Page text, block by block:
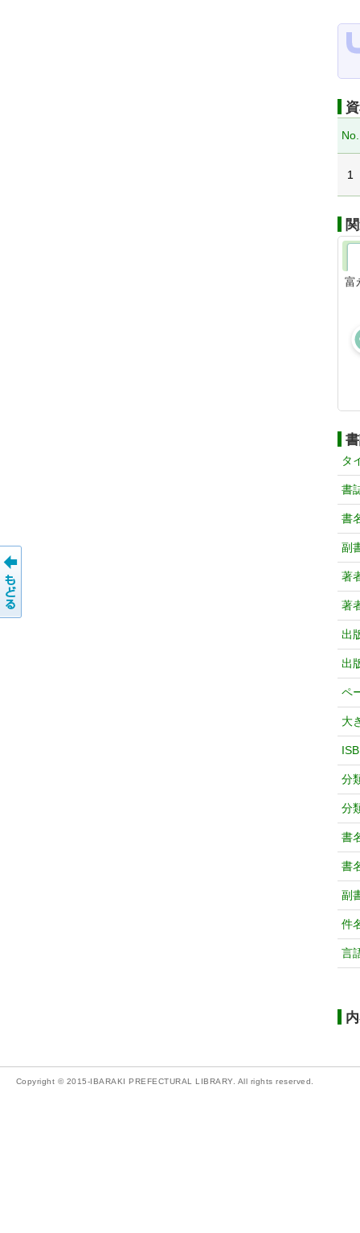
No.
1
富
タ
書
書
副
著
著
出
出
ペ
大
分
分
書
書
副
件
言
Copyright © 2015-IBARAKI PREFECTURAL LIBRARY. All rights reserved.